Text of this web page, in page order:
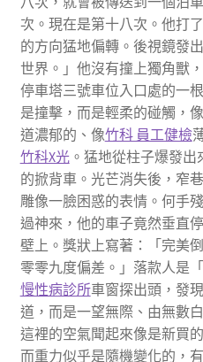
次。現在是第十八次。他打
的方向猛地偏轉。後視鏡發
世界。」他沒有撞上獨角獸
停車塔三號車位入口處的一
是撞擊，而是輕柔的碰觸，
道濃郁的、像竹科 員工健檢
竹科X光。猛地從柱子爆發出
的掀背車。光芒消失後，窄
雕像一臉困惑的表情。何手
過神來，他的車子竟然垂直
壁上。獎狀上寫著：「完美
零零九度偏差。」落款人是
慢性病診所車窗探出頭，發
道，而是一望無際、由無數
這裡的空氣聞起來像是新買
而重力似乎是隨機變化的，